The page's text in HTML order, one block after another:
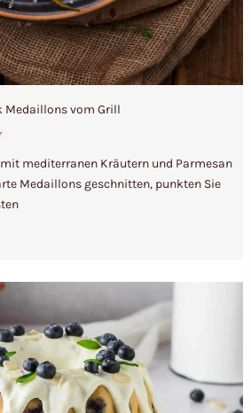
Medaillons vom Grill
mediterranen Kräutern und Parmesan
Medaillons geschnitten, punkten Sie